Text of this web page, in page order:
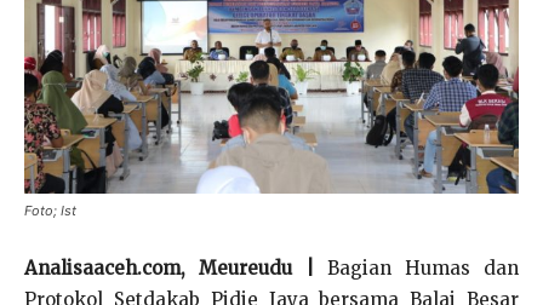
Foto; Ist
Analisaaceh.com, Meureudu |
Bagian Humas dan
Protokol Setdakab Pidie Jaya bersama Balai Besar